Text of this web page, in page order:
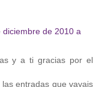
diciembre de 2010 a
y a ti gracias por el
entradas que vayais